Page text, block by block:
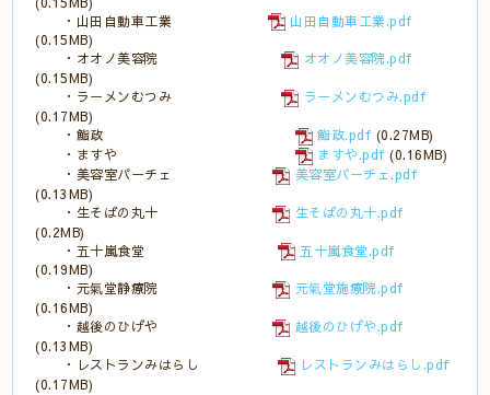
・山田自動車工業
山田自動車工業.pdf
(0.15MB)
・オオノ美容院
オオノ美容院.pdf
(0.15MB)
・ラーメンむつみ
ラーメンむつみ.pdf
(0.17MB)
・鮨政
鮨政.pdf (0.27MB)
・ますや
ますや.pdf (0.16MB)
・美容室パーチェ
美容室パーチェ.pdf
(0.13MB)
・生そばの丸十
生そばの丸十.pdf
(0.2MB)
・五十嵐食堂
五十嵐食堂.pdf
(0.19MB)
・元氣堂静療院
元氣堂施療院.pdf
(0.16MB)
・越後のひげや
越後のひげや.pdf
(0.13MB)
・レストランみはらし
レストランみはらし.pdf
(0.17MB)